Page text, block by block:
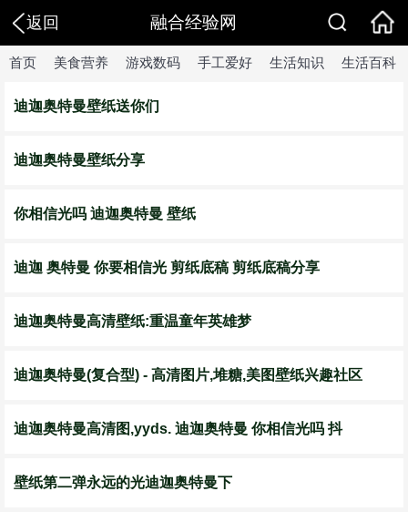
返回 融合经验网
首页 美食营养 游戏数码 手工爱好 生活知识 生活百科
迪迦奥特曼壁纸送你们
迪迦奥特曼壁纸分享
你相信光吗 迪迦奥特曼 壁纸
迪迦 奥特曼 你要相信光 剪纸底稿 剪纸底稿分享
迪迦奥特曼高清壁纸:重温童年英雄梦
迪迦奥特曼(复合型) - 高清图片,堆糖,美图壁纸兴趣社区
迪迦奥特曼高清图,yyds. 迪迦奥特曼 你相信光吗 抖
壁纸第二弹永远的光迪迦奥特曼下